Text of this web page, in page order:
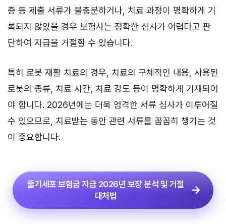
증 등 제출 서류가 불충분하거나, 치료 과정이 명확하게 기
록되지 않았을 경우 보험사는 정확한 심사가 어렵다고 판
단하여 지급을 거절할 수 있습니다.
특히 로봇 재활 치료의 경우, 치료의 구체적인 내용, 사용된
로봇의 종류, 치료 시간, 치료 강도 등이 명확하게 기재되어
야 합니다. 2026년에는 더욱 엄격한 서류 심사가 이루어질
수 있으므로, 치료받는 동안 관련 서류를 꼼꼼히 챙기는 것
이 중요합니다.
줄기세포 보험금 지급 2026년 보장 분석 및 거절
대처법